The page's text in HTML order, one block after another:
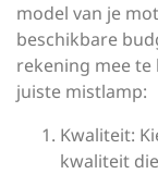
model van je
beschikbare
rekening mee te
juiste mistlamp:
Kwaliteit:
kwaliteit